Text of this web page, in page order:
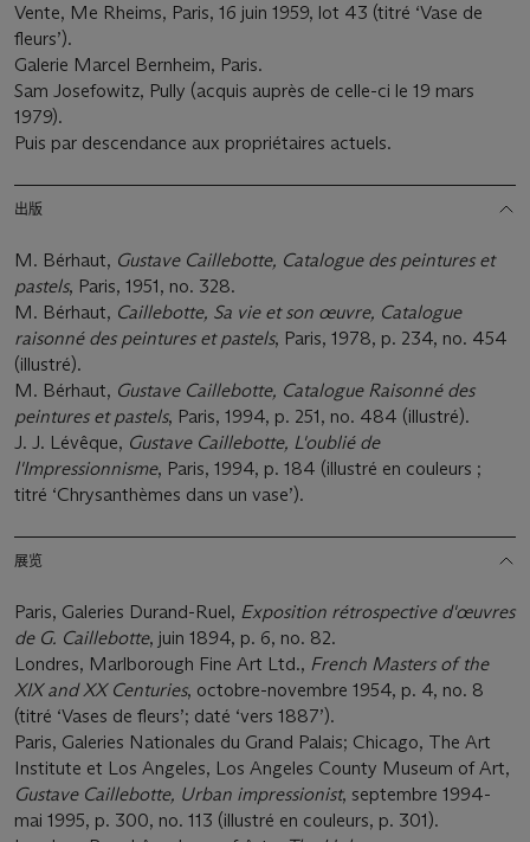
Vente, Me Rheims, Paris, 16 juin 1959, lot 43 (titré ‘Vase de
fleurs’).
Galerie Marcel Bernheim, Paris.
Sam Josefowitz, Pully (acquis auprès de celle-ci le 19 mars
1979).
Puis par descendance aux propriétaires actuels.
出版
M. Bérhaut, Gustave Caillebotte, Catalogue des peintures et
pastels, Paris, 1951, no. 328.
M. Bérhaut, Caillebotte, Sa vie et son œuvre, Catalogue
raisonné des peintures et pastels, Paris, 1978, p. 234, no. 454
(illustré).
M. Bérhaut, Gustave Caillebotte, Catalogue Raisonné des
peintures et pastels, Paris, 1994, p. 251, no. 484 (illustré).
J. J. Lévêque, Gustave Caillebotte, L'oublié de
l'Impressionnisme, Paris, 1994, p. 184 (illustré en couleurs ;
titré ‘Chrysanthèmes dans un vase’).
展览
Paris, Galeries Durand-Ruel, Exposition rétrospective d'œuvres
de G. Caillebotte, juin 1894, p. 6, no. 82.
Londres, Marlborough Fine Art Ltd., French Masters of the
XIX and XX Centuries, octobre-novembre 1954, p. 4, no. 8
(titré ‘Vases de fleurs’; daté ‘vers 1887’).
Paris, Galeries Nationales du Grand Palais; Chicago, The Art
Institute et Los Angeles, Los Angeles County Museum of Art,
Gustave Caillebotte, Urban impressionist, septembre 1994-
mai 1995, p. 300, no. 113 (illustré en couleurs, p. 301).